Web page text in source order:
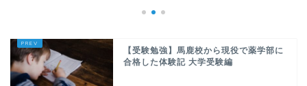
【受験勉強】馬鹿校から現役で薬学部に
合格した体験記 大学受験編